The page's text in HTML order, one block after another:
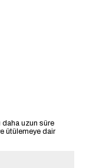
daha uzun süre
ütülemeye dair